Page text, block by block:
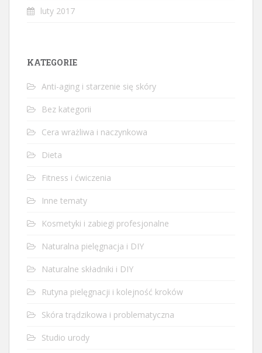
luty 2017
KATEGORIE
Anti-aging i starzenie się skóry
Bez kategorii
Cera wrażliwa i naczynkowa
Dieta
Fitness i ćwiczenia
Inne tematy
Kosmetyki i zabiegi profesjonalne
Naturalna pielęgnacja i DIY
Naturalne składniki i DIY
Rutyna pielęgnacji i kolejność kroków
Skóra trądzikowa i problematyczna
Studio urody